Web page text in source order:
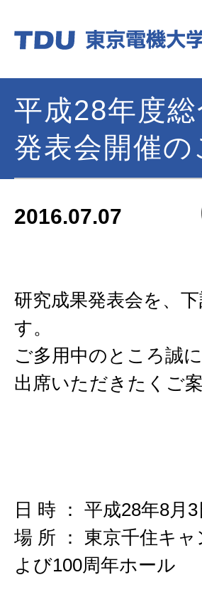
平成28年度
発表会開催の
2016.07.07
研究成果発表会を、
す。
ご多用中のところ誠
出席いただきたくご
日 時 ： 平成28年8月
場 所 ： 東京千住キ
よび100周年ホール